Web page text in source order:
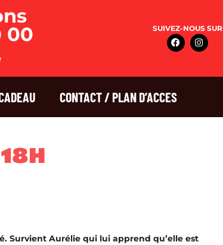
00 SUIVEZ-NOUS SUR
CONTACT / PLAN D’ACCES
Survient Aurélie qui lui apprend qu’elle est